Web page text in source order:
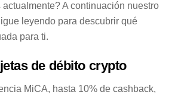
A continuación nuestro
leyendo para descubrir qué
para ti.
de débito crypto
MiCA, hasta 10% de cashback,